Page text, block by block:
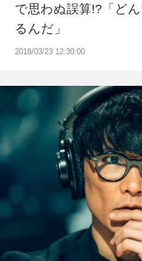
2018/03/23 12:30:00
で思わぬ誤算!?「ど
るんだ」